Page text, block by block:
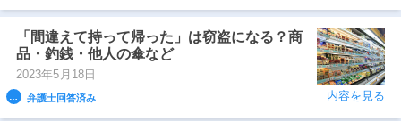
「間違えて持って帰った」は窃盗になる？商
品・釣銭・他人の傘など
2023年5月18日
弁護士回答済み 内容を見る